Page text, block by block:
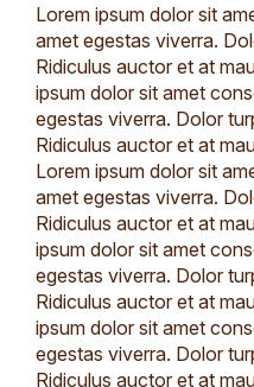
Lorem ipsum dolor sit
amet egestas viverra.
Ridiculus auctor et at
ipsum dolor sit amet
egestas viverra. Dolor
Ridiculus auctor et at
Lorem ipsum dolor sit
amet egestas viverra.
Ridiculus auctor et at
ipsum dolor sit amet
egestas viverra. Dolor
Ridiculus auctor et at
ipsum dolor sit amet
egestas viverra. Dolor
Ridiculus auctor et at